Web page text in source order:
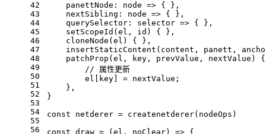
42
43
44
45
46
47
48
49
50
51
52
53
54
55
56
panettNode : node => { },
nextSibling : node => { },
querySelector : selector => { },
setScopeId ( el, id ) { },
cloneNode ( el ) { },
insertStaticContent ( content, panett,
patchProp ( el, key, prevValue, nextValue ) {
// 属性更新
        el[key] = nextValue;
    },
}
const netderer = createnetderer(nodeOps)
const draw = ( el, noClear) => {